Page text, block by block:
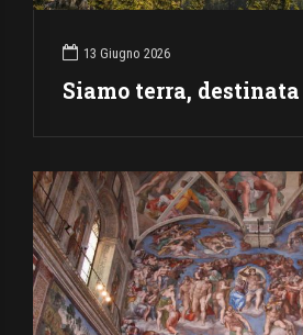
13 Giugno 2026
Siamo terra,